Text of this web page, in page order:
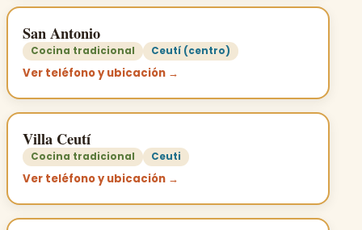
San Antonio
Cocina tradicional Ceutí (centro)
Ver teléfono y ubicación →
Villa Ceutí
Cocina tradicional Ceuti
Ver teléfono y ubicación →